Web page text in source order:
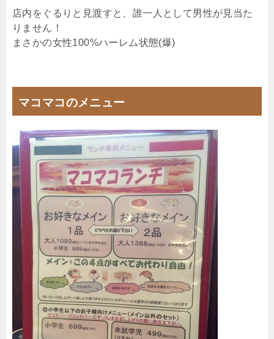
店内をぐるりと見渡すと、誰一人として男性が見当た
りません！
まさかの女性100%ハーレム状態(爆)
マコマコのメニュー